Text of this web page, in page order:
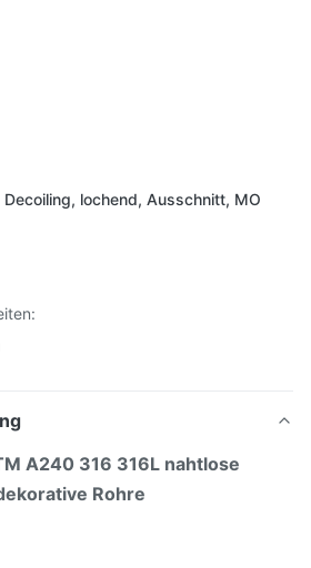
lochend, Ausschnitt, MO
A240 316 316L nahtlose
Rohre